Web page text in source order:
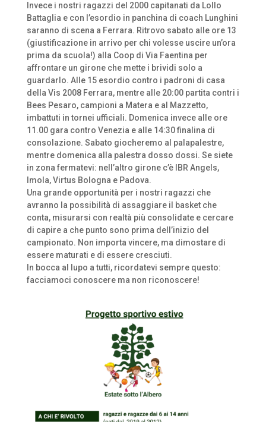
Invece i nostri ragazzi del 2000 capitanati da Lollo
Battaglia e con l’esordio in panchina di coach Lunghini
saranno di scena a Ferrara. Ritrovo sabato alle ore 13
(giustificazione in arrivo per chi volesse uscire un’ora
prima da scuola!) alla Coop di Via Faentina per
affrontare un girone che mette i brividi solo a
guardarlo. Alle 15 esordio contro i padroni di casa
della Vis 2008 Ferrara, mentre alle 20:00 partita contri i
Bees Pesaro, campioni a Matera e al Mazzetto,
imbattuti in tornei ufficiali. Domenica invece alle ore
11.00 gara contro Venezia e alle 14:30 finalina di
consolazione. Sabato giocheremo al palapalestre,
mentre domenica alla palestra dosso dossi. Se siete
in zona fermatevi: nell’altro girone c’è IBR Angels,
Imola, Virtus Bologna e Padova.
Una grande opportunità per i nostri ragazzi che
avranno la possibilità di assaggiare il basket che
conta, misurarsi con realtà più consolidate e cercare
di capire a che punto sono prima dell’inizio del
campionato. Non importa vincere, ma dimostare di
essere maturati e di essere cresciuti.
In bocca al lupo a tutti, ricordatevi sempre questo:
facciamoci conoscere ma non riconoscere!